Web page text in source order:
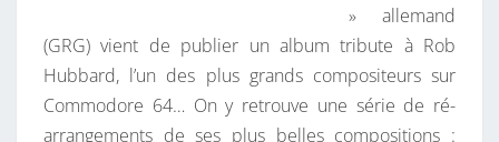
B
H
U
» allemand
(GRG) vient de publier un album tribute à Rob
Hubbard, l’un des plus grands compositeurs sur
Commodore 64… On y retrouve une série de ré-
arrangements de ses plus belles compositions :